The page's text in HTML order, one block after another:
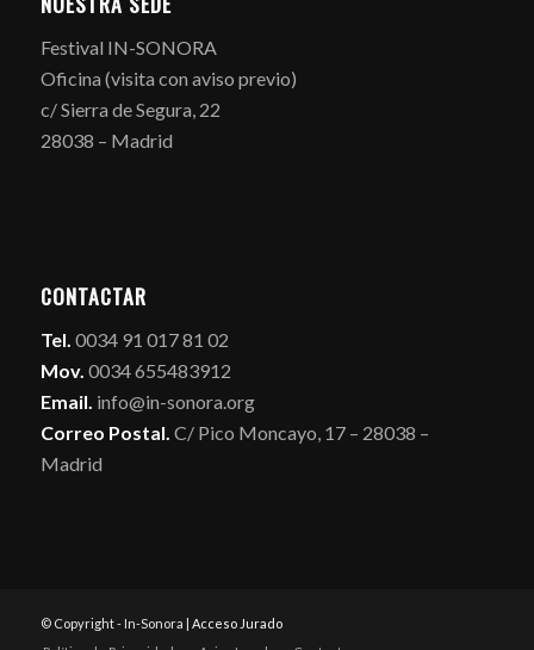
Festival IN-SONORA
Oficina (visita con aviso previo)
c/ Sierra de Segura, 22
28038 – Madrid
CONTACTAR
Tel. 0034 91 017 81 02
Mov. 0034 655483912
Email. info@in-sonora.org
Correo Postal. C/ Pico Moncayo, 17 – 28038 –
Madrid
© Copyright - In-Sonora | Acceso Jurado